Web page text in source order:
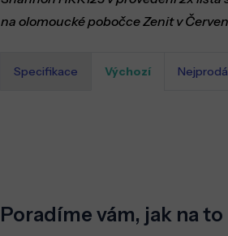
na olomoucké pobočce Zenit v
Specifikace Výchozí
Poradíme vám, jak na to